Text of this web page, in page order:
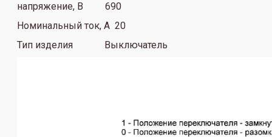
напряжение, В 690
Номинальный ток, А 20
Тип изделия Выключатель